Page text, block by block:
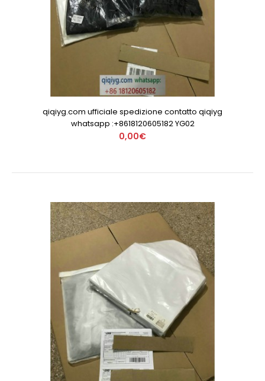
qiqiyg.com ufficiale spedizione contatto qiqiyg
whatsapp :+8618120605182 YG02
0,00€